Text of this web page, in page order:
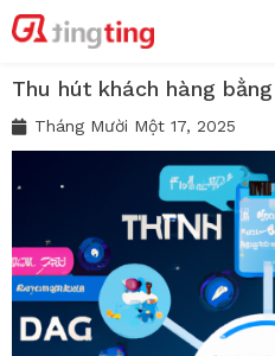
Thu hút khách hàng
Tháng Mười Một 17, 2025